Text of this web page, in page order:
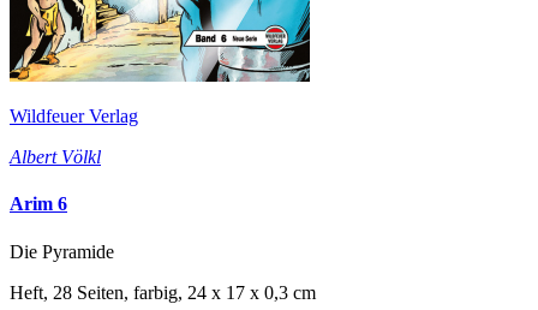
Wildfeuer Verlag
Albert Völkl
Arim 6
Die Pyramide
Heft, 28 Seiten, farbig, 24 x 17 x 0,3 cm